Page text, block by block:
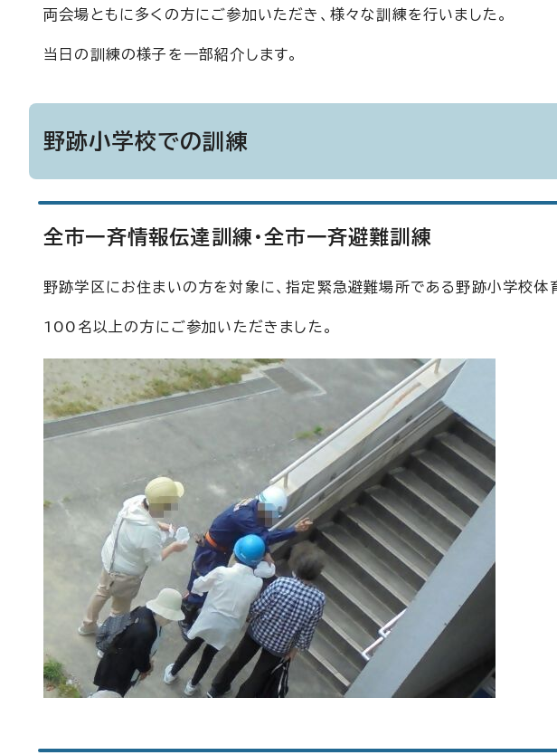
両会場ともに多くの方にご参加いただき、様々な訓練を行いました。
当日の訓練の様子を一部紹介します。
野跡小学校での訓練
全市一斉情報伝達訓練・全市一斉避難訓練
野跡学区にお住まいの方を対象に、指定緊急避難場所である野跡小学校体
100名以上の方にご参加いただきました。